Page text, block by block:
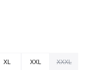
XL XXL XXXL